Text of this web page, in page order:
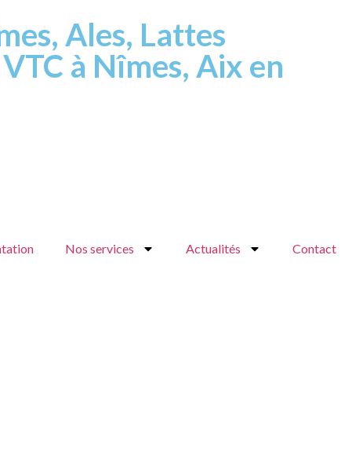
Ales, Lattes
à Nîmes, Aix en
Nos services Actualités Contact